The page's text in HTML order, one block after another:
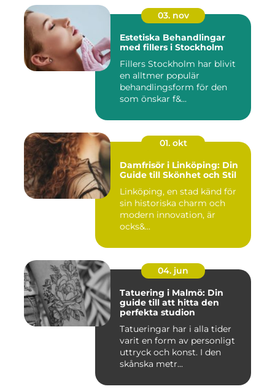
03. nov
Estetiska Behandlingar
med fillers i Stockholm
Fillers Stockholm har blivit
en alltmer populär
behandlingsform för den
som önskar f&...
01. okt
Damfrisör i Linköping: Din
Guide till Skönhet och Stil
Linköping, en stad känd för
sin historiska charm och
modern innovation, är
ocks&...
04. jun
Tatuering i Malmö: Din
guide till att hitta den
perfekta studion
Tatueringar har i alla tider
varit en form av personligt
uttryck och konst. I den
skånska metr...